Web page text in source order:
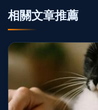
相關文章推薦